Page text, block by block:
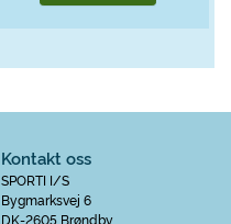
Kontakt oss
SPORTI I/S
Bygmarksvej 6
DK-2605 Brøndby